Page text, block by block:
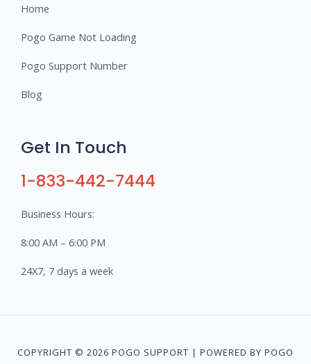
Home
Pogo Game Not Loading
Pogo Support Number
Blog
Get In Touch
1-833-442-7444
Business Hours:
8:00 AM – 6:00 PM
24X7, 7 days a week
COPYRIGHT © 2026 POGO SUPPORT | POWERED BY POGO